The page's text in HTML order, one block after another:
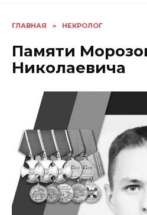
ГЛАВНАЯ » НЕКРОЛОГ
Памяти
Николаевича